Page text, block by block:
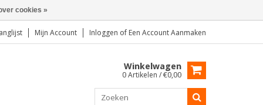
Mijn Account Inloggen of Een Account Aanmaken
Winkelwagen
0 Artikelen / €0,00
cookies »